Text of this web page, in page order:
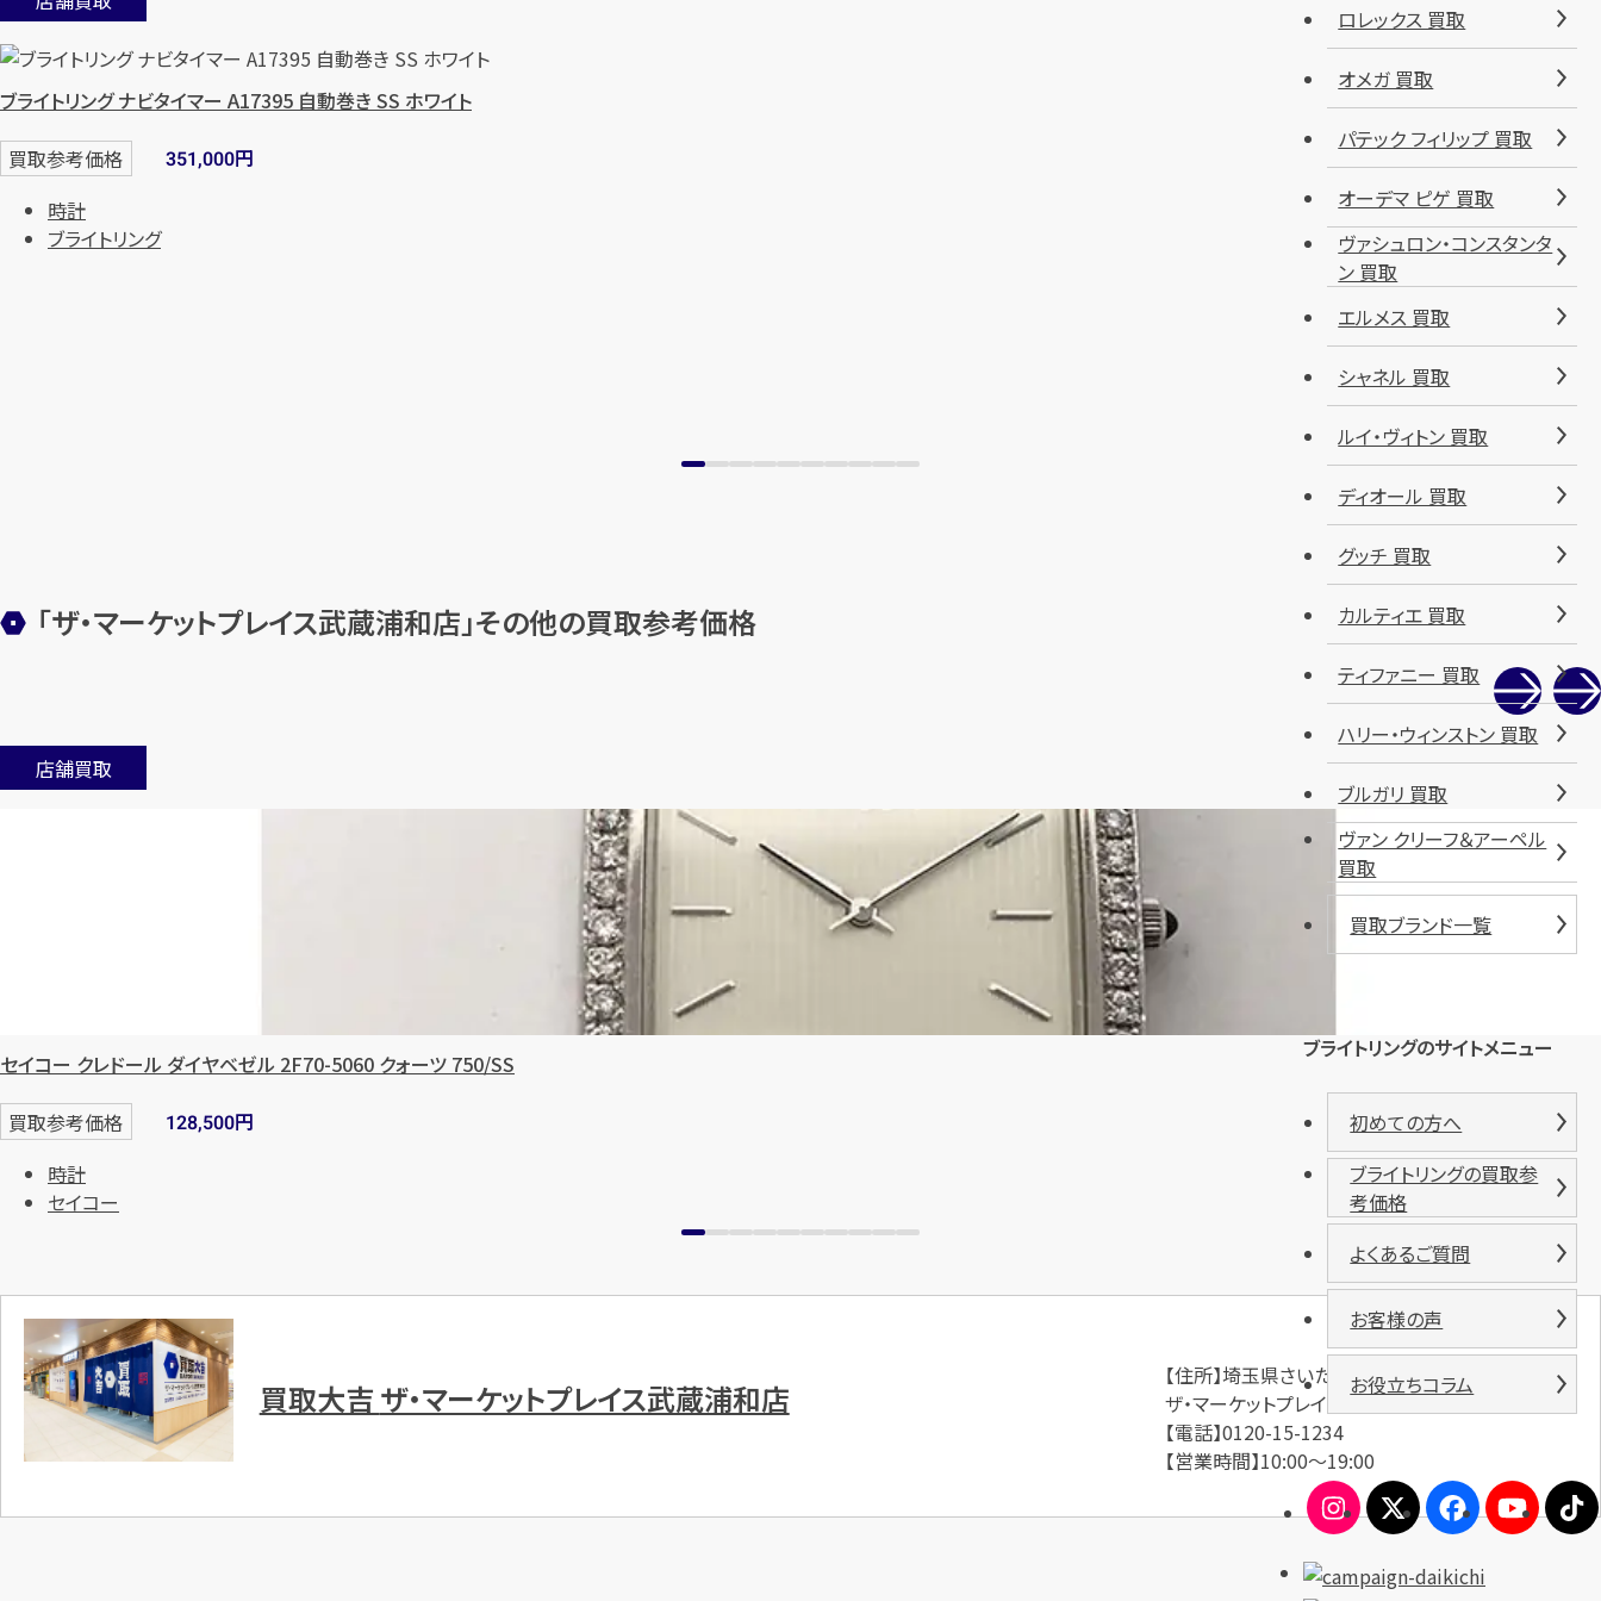
ブライトリング ナビタイマー A17395 自動巻き SS ホワイト
買取参考価格 351,000円
時計
ブライトリング
「ザ・マーケットプレイス武蔵浦和店」その他の買取参考価格
店舗買取
セイコー クレドール ダイヤベゼル 2F70-5060 クォーツ 750/SS
買取参考価格 128,500円
時計
セイコー
買取大吉 ザ・マーケットプレイス武蔵浦和店
【住所】埼玉県さいたま市南区沼影1丁目8-18
ザ・マーケットプレイス武蔵浦和店 3階
【電話】0120-15-1234
【営業時間】10:00～19:00
ロレックス 買取
オメガ 買取
パテック フィリップ 買取
オーデマ ピゲ 買取
ヴァシュロン・コンスタンタ
ン 買取
エルメス 買取
シャネル 買取
ルイ・ヴィトン 買取
ディオール 買取
グッチ 買取
カルティエ 買取
ティファニー 買取
ハリー・ウィンストン 買取
ブルガリ 買取
ヴァン クリーフ＆アーペル
買取
買取ブランド一覧
ブライトリングのサイトメニュー
初めての方へ
ブライトリングの買取参
考価格
よくあるご質問
お客様の声
お役立ちコラム